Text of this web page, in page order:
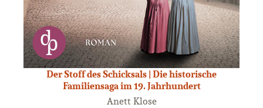
Der Stoff des Schicksals | Die historische
Familiensaga im 19. Jahrhundert
Anett Klose